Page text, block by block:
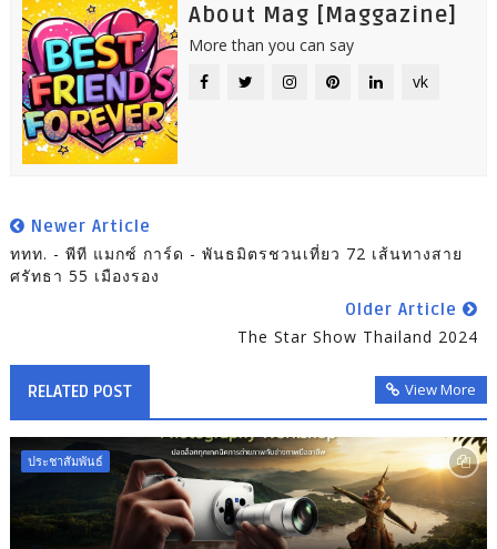
About Mag [Maggazine]
More than you can say
vk
Newer Article
ททท. - พีที แมกซ์ การ์ด - พันธมิตรชวนเที่ยว 72 เส้นทางสาย
ศรัทธา 55 เมืองรอง
Older Article
The Star Show Thailand 2024
RELATED POST View More
ประชาสัมพันธ์